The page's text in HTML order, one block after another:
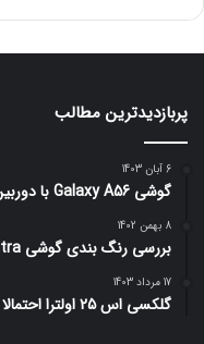
پربازدیدترین مطالب
6 آبان 1403
گوشی Galaxy A56 با دوربین بهتر همراه است
8 بهمن 1402
بررسی رنگ بندی گوشی Galaxy S24 Ultra؛ کدام رنگ را بخریم
17 مرداد 1403
گلکسی اس 25 اولترا احتمالا قوی تر از آیفون 16 پرو است